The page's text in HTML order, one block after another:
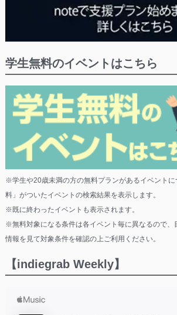
学生無料のイベントはこちら
※学生や20歳未満の方の無料プランがあるイベント
料」がついたイベントの検索結果を表示します。
※既に終わったイベントも表示されます。
※無料対象になる条件は各イベント毎に異なるので、
情報を見て対象条件を確認の上ご利用ください。
【indiegrab Weekly】